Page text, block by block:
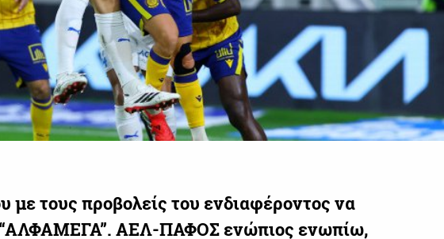
με τους προβολείς του ενδιαφέροντος να
“ΑΛΦΑΜΕΓΑ”. ΑΕΛ-ΠΑΦΟΣ ενώπιος ενωπίω,